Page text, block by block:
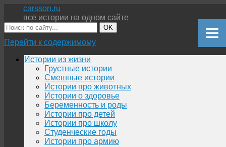
carsson.ru
все истории на одном сайте
OK
Перейти к содержимому
Истории из жизни
Грустные истории
Смешные истории
Истории про животных
Истории о здоровье
Беременность и роды
Истории про детей
Истории про школу
Студенческие годы
Истории про армию